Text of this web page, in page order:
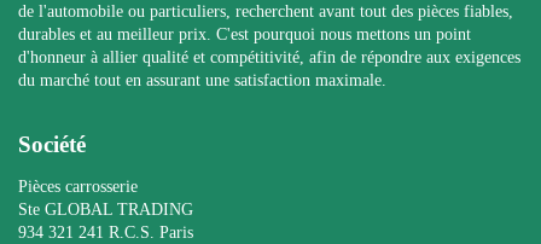
de l'automobile ou particuliers, recherchent avant tout des pièces fiables,
durables et au meilleur prix. C'est pourquoi nous mettons un point
d'honneur à allier qualité et compétitivité, afin de répondre aux exigences
du marché tout en assurant une satisfaction maximale.
Société
Pièces carrosserie
Ste GLOBAL TRADING
934 321 241 R.C.S. Paris